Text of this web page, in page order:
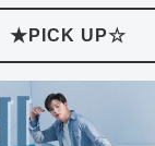
★PICK UP☆